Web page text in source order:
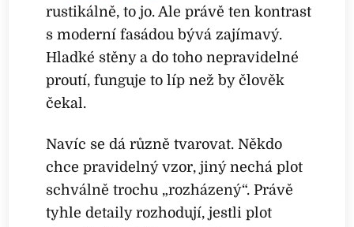
rustikálně, to jo. Ale právě ten kontrast
s moderní fasádou bývá zajímavý.
Hladké stěny a do toho nepravidelné
proutí, funguje to líp než by člověk
čekal.
Navíc se dá různě tvarovat. Někdo
chce pravidelný vzor, jiný nechá plot
schválně trochu „rozházený“. Právě
tyhle detaily rozhodují, jestli plot